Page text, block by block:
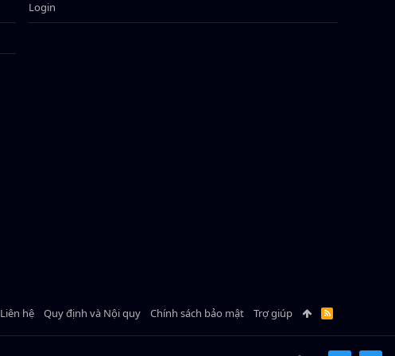
Login
Liên hệ Quy định và Nội quy Chính sách bảo mật Trợ giúp
R
S